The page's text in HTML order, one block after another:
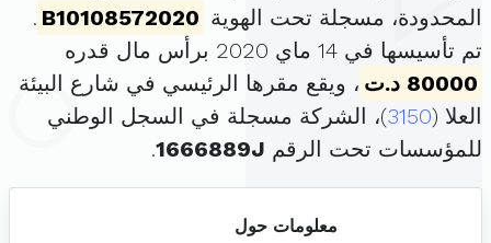
المحدودة، مسجلة تحت الهوية B10108572020
.
تم تأسيسها في 14 ماي 2020 برأس مال قدره
80000 د.ت
، ويقع مقرها الرئيسي في شارع البيئة
العلا (3150)، الشركة مسجلة في السجل الوطني
للمؤسسات تحت الرقم 1666889J
.
معلومات حول